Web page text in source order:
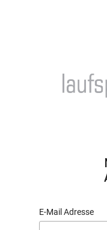
E-Mail Adresse